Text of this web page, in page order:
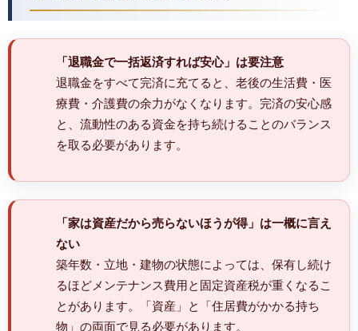
「退職金で一括返済すれば安心」は要注意
退職金をすべて完済に充てると、老後の生活費・医
療費・介護費の余力がなくなります。完済の安心感
と、流動性のある資金を持ち続けることのバランス
を取る必要があります。
「家は資産だから売らないほうが得」は一概に言え
ない
築年数・立地・建物の状態によっては、保有し続け
るほどメンテナンス費用と固定資産税が重くなるこ
とがあります。「資産」と「住居費がかかる持ち
物」の両面で見る必要があります。